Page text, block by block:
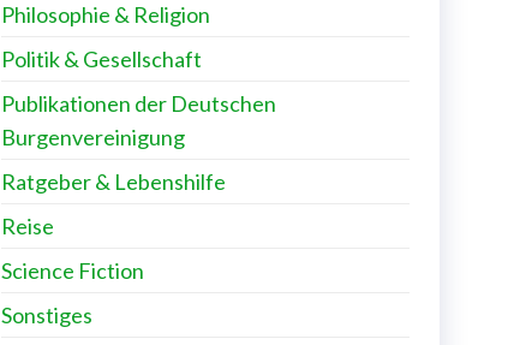
Philosophie & Religion
Politik & Gesellschaft
Publikationen der Deutschen
Burgenvereinigung
Ratgeber & Lebenshilfe
Reise
Science Fiction
Sonstiges